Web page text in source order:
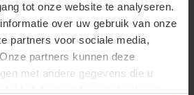
tot onze website te analyseren.
over uw gebruik van onze
partners voor sociale media,
partners kunnen deze
met andere gegevens die u